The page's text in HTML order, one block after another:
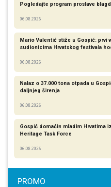
Pogledajte program proslave
06.08.2026
Mario Valentić stiže u Gospić: prvi
sudionicima Hrvatskog festivala
06.08.2026
Nalaz o 37.000 tona otpada u
daljnjeg širenja
06.08.2026
Gospić domaćin mladim Hrvatima
Heritage Task Force
06.08.2026
PROMO